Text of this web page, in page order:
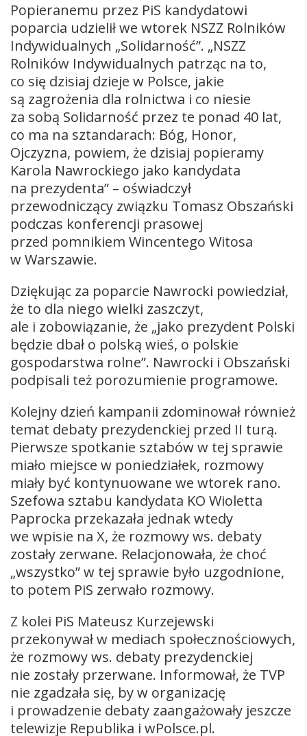
Popieranemu przez PiS kandydatowi
poparcia udzielił we wtorek NSZZ Rolników
Indywidualnych „Solidarność”. „NSZZ
Rolników Indywidualnych patrząc na to,
co się dzisiaj dzieje w Polsce, jakie
są zagrożenia dla rolnictwa i co niesie
za sobą Solidarność przez te ponad 40 lat,
co ma na sztandarach: Bóg, Honor,
Ojczyzna, powiem, że dzisiaj popieramy
Karola Nawrockiego jako kandydata
na prezydenta” – oświadczył
przewodniczący związku Tomasz Obszański
podczas konferencji prasowej
przed pomnikiem Wincentego Witosa
w Warszawie.
Dziękując za poparcie Nawrocki powiedział,
że to dla niego wielki zaszczyt,
ale i zobowiązanie, że „jako prezydent Polski
będzie dbał o polską wieś, o polskie
gospodarstwa rolne”. Nawrocki i Obszański
podpisali też porozumienie programowe.
Kolejny dzień kampanii zdominował również
temat debaty prezydenckiej przed II turą.
Pierwsze spotkanie sztabów w tej sprawie
miało miejsce w poniedziałek, rozmowy
miały być kontynuowane we wtorek rano.
Szefowa sztabu kandydata KO Wioletta
Paprocka przekazała jednak wtedy
we wpisie na X, że rozmowy ws. debaty
zostały zerwane. Relacjonowała, że choć
„wszystko” w tej sprawie było uzgodnione,
to potem PiS zerwało rozmowy.
Z kolei PiS Mateusz Kurzejewski
przekonywał w mediach społecznościowych,
że rozmowy ws. debaty prezydenckiej
nie zostały przerwane. Informował, że TVP
nie zgadzała się, by w organizację
i prowadzenie debaty zaangażowały jeszcze
telewizje Republika i wPolsce.pl.